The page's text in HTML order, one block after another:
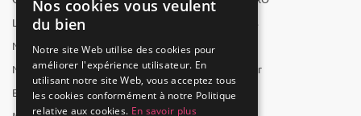
L'équipe
Nous recrutons
Nos partenaires
Espace presse
1001 Traiteurs
1001 Artistes
Reserverunbar
MP2
Nos cookies vous veulent
du bien
Notre site Web utilise des cookies pour
améliorer l'expérience utilisateur. En
utilisant notre site Web, vous acceptez tous
les cookies conformément à notre Politique
relative aux cookies. En savoir plus